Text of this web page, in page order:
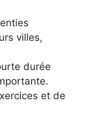
villes,
durée
et de